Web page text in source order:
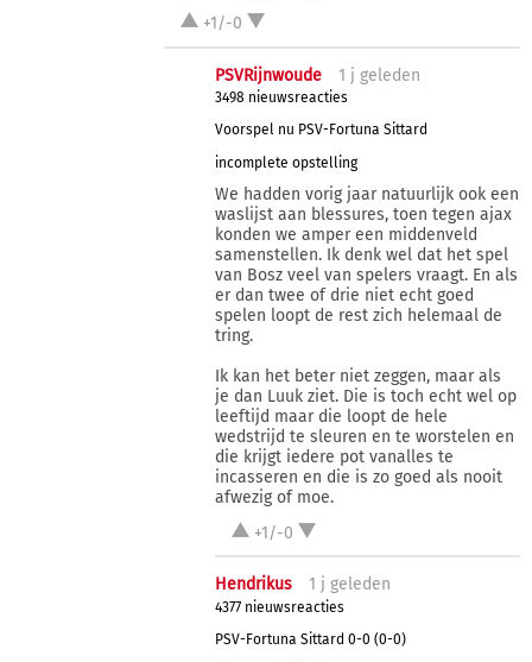
+1/-0
PSVRijnwoude 1 j geleden
3498 nieuwsreacties
Voorspel nu PSV-Fortuna Sittard
incomplete opstelling
We hadden vorig jaar natuurlijk ook een
waslijst aan blessures, toen tegen ajax
konden we amper een middenveld
samenstellen. Ik denk wel dat het spel
van Bosz veel van spelers vraagt. En als
er dan twee of drie niet echt goed
spelen loopt de rest zich helemaal de
tring.
Ik kan het beter niet zeggen, maar als
je dan Luuk ziet. Die is toch echt wel op
leeftijd maar die loopt de hele
wedstrijd te sleuren en te worstelen en
die krijgt iedere pot vanalles te
incasseren en die is zo goed als nooit
afwezig of moe.
+1/-0
Hendrikus 1 j geleden
4377 nieuwsreacties
PSV-Fortuna Sittard 0-0 (0-0)